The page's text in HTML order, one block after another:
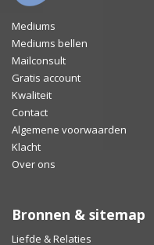
Mediums
Mediums bellen
Mailconsult
Gratis account
Kwaliteit
Contact
Algemene voorwaarden
Klacht
Over ons
Bronnen & sitemap
Liefde & Relaties